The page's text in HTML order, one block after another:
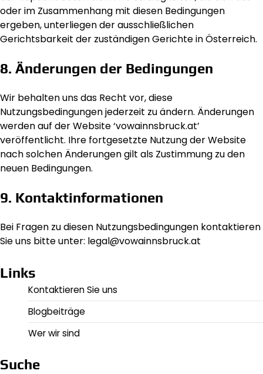
oder im Zusammenhang mit diesen Bedingungen
ergeben, unterliegen der ausschließlichen
Gerichtsbarkeit der zuständigen Gerichte in Österreich.
8. Änderungen der Bedingungen
Wir behalten uns das Recht vor, diese
Nutzungsbedingungen jederzeit zu ändern. Änderungen
werden auf der Website ‘vowainnsbruck.at’
veröffentlicht. Ihre fortgesetzte Nutzung der Website
nach solchen Änderungen gilt als Zustimmung zu den
neuen Bedingungen.
9. Kontaktinformationen
Bei Fragen zu diesen Nutzungsbedingungen kontaktieren
Sie uns bitte unter: legal@vowainnsbruck.at
Links
Kontaktieren Sie uns
Blogbeiträge
Wer wir sind
Suche